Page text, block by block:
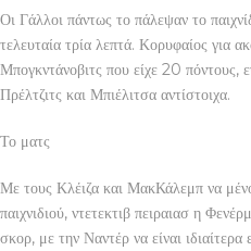
Οι Γάλλοι πάντως το πάλεψαν το
τελευταία τρία λεπτά. Κορυφαίος για
Μπογκντάνοβιτς που είχε 20 πόντους,
Πρέλτζιτς και Μπιέλιτσα αντίστοιχα.
Το ματς
Με τους Κλέιζα και ΜακΚάλεμπ να
παιχνιδιού, ντετεκτιβ πειραιασ η
σκορ, με την Ναντέρ να είναι